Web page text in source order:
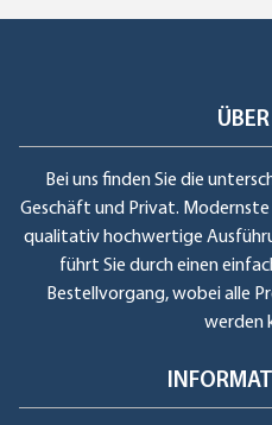
Bei uns finden Sie die
Geschäft und Privat.
qualitativ hochwertige
führt Sie durch einen
Bestellvorgang, wobei alle
werden